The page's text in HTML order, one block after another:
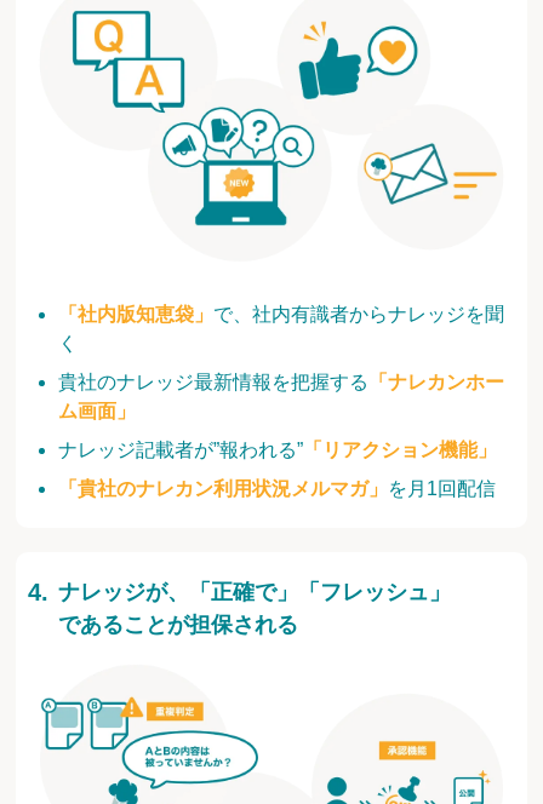
「社内版知恵袋」 で、社内有識者からナレッジを聞
く
貴社のナレッジ最新情報を把握する
「ナレカンホー
ム画面」
ナレッジ記載者が”報われる” 「リアクション機能」
「貴社のナレカン利用状況メルマガ」 を月1回配信
ナレッジが、「正確で」「フレッシュ」
であることが担保される